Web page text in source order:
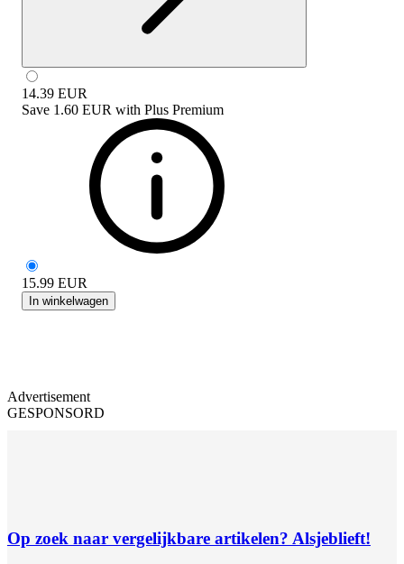
14.39 EUR
Save 1.60 EUR with Plus Premium
15.99 EUR
In winkelwagen
Advertisement
GESPONSORD
Op zoek naar vergelijkbare artikelen? Alsjeblieft!